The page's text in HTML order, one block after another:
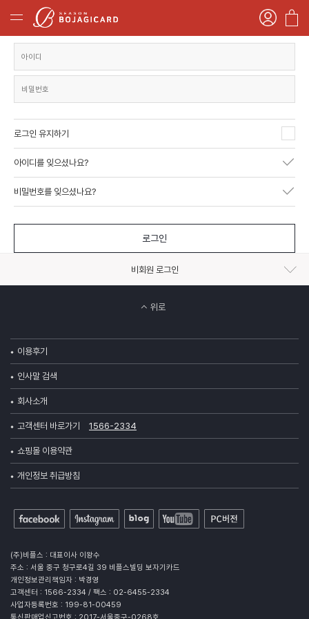
로그인 유지하기
아이디를 잊으셨나요?
비밀번호를 잊으셨나요?
로그인
비회원 로그인
위로
이용후기
인사말 검색
회사소개
고객센터 바로가기 1566-2334
쇼핑몰 이용약관
개인정보 취급방침
(주)비플스 : 대표이사 이왕수
주소 : 서울 중구 청구로4길 39 비플스빌딩 보자기카드
개인정보관리책임자 : 박경영
고객센터 : 1566-2334 / 팩스 : 02-6455-2334
사업자등록번호 : 199-81-00459